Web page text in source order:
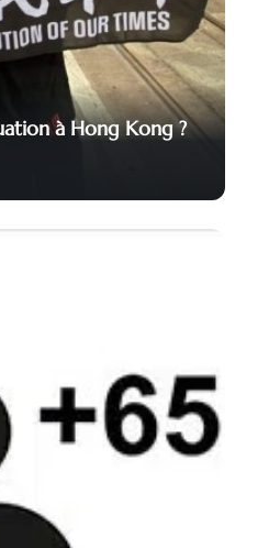
à Hong Kong ?